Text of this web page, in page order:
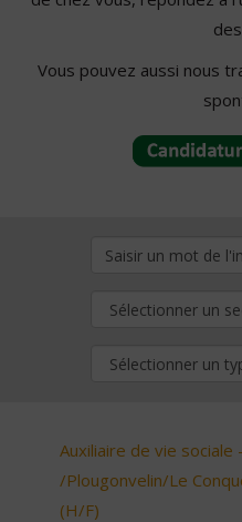
Vous pouvez aussi nous
Auxiliaire de vie sociale
/Plougonvelin/Le
(H/F)